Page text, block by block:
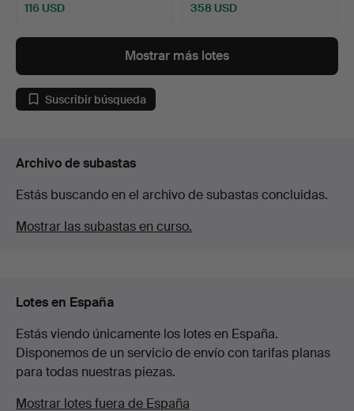
116 USD 358 USD
Mostrar más lotes
Suscribir búsqueda
Archivo de subastas
Estás buscando en el archivo de subastas concluidas.
Mostrar las subastas en curso.
Lotes en España
Estás viendo únicamente los lotes en España.
Disponemos de un servicio de envío con tarifas planas
para todas nuestras piezas.
Mostrar lotes fuera de España